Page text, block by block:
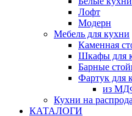
Лофт
Модерн
Мебель для кухни
Каменная
Шкафы для
Барные
Фартук для
из
Кухни на
КАТАЛОГИ